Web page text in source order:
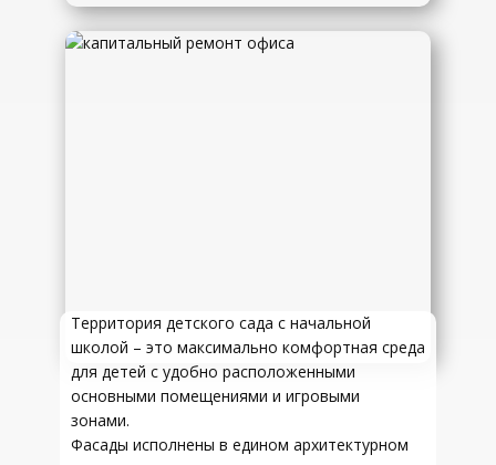
Территория детского сада с начальной
школой – это максимально комфортная среда
для детей с удобно расположенными
основными помещениями и игровыми
зонами.
Фасады исполнены в едином архитектурном